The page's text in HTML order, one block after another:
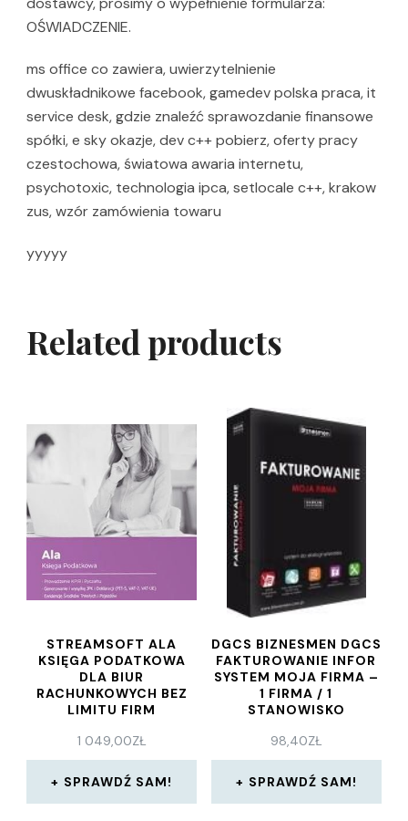
OŚWIADCZENIE.
ms office co zawiera, uwierzytelnienie
dwuskładnikowe facebook, gamedev polska praca, it
service desk, gdzie znaleźć sprawozdanie finansowe
spółki, e sky okazje, dev c++ pobierz, oferty pracy
czestochowa, światowa awaria internetu,
psychotoxic, technologia ipca, setlocale c++, krakow
zus, wzór zamówienia towaru
yyyyy
Related products
STREAMSOFT ALA
KSIĘGA PODATKOWA
DLA BIUR
RACHUNKOWYCH BEZ
LIMITU FIRM
1 049,00ZŁ
SPRAWDŹ SAM!
DGCS BIZNESMEN DGCS
FAKTUROWANIE INFOR
SYSTEM MOJA FIRMA –
1 FIRMA / 1
STANOWISKO
98,40ZŁ
SPRAWDŹ SAM!